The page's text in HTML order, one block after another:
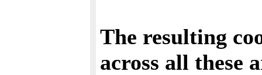
The resulting
across all these